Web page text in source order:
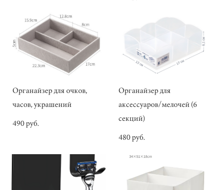
Органайзер для очков,
часов, украшений
490 pуб.
Органайзер для
аксессуаров/мелочей (6
секций)
480 pуб.